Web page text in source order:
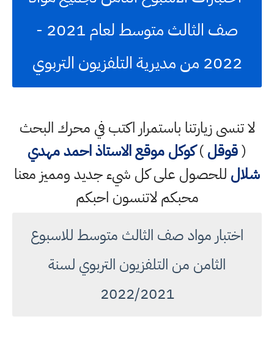
صف الثالث متوسط لعام 2021 -
2022 من مديرية التلفزيون التربوي
لا تنسى زيارتنا باستمرار اكتب في محرك البحث
(قوقل)كوكلموقع الاستاذ احمد مهدي
شلال للحصول على كل شيء جديد ومميز معنا
محبكم لاتنسون احبكم
اختبار مواد صف الثالث متوسط للاسبوع
الثامن من التلفزيون التربوي لسنة
2022/2021